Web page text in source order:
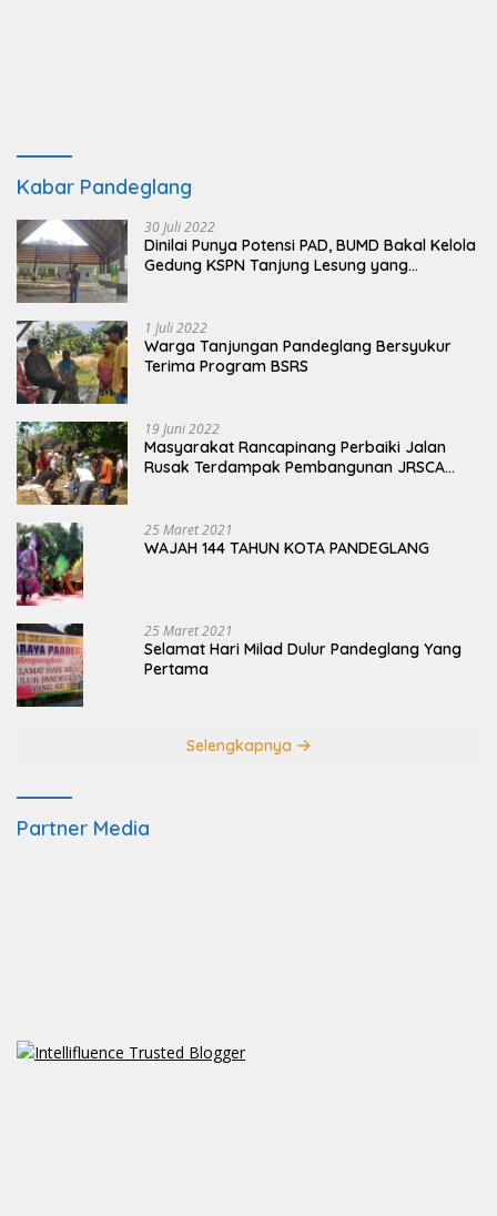
Kabar Pandeglang
30 Juli 2022
Dinilai Punya Potensi PAD, BUMD Bakal Kelola
Gedung KSPN Tanjung Lesung yang
1 Juli 2022
Warga Tanjungan Pandeglang Bersyukur
Terima Program BSRS
19 Juni 2022
Masyarakat Rancapinang Perbaiki Jalan
Rusak Terdampak Pembangunan JRSCA
25 Maret 2021
WAJAH 144 TAHUN KOTA PANDEGLANG
25 Maret 2021
Selamat Hari Milad Dulur Pandeglang Yang
Pertama
Selengkapnya
Partner Media